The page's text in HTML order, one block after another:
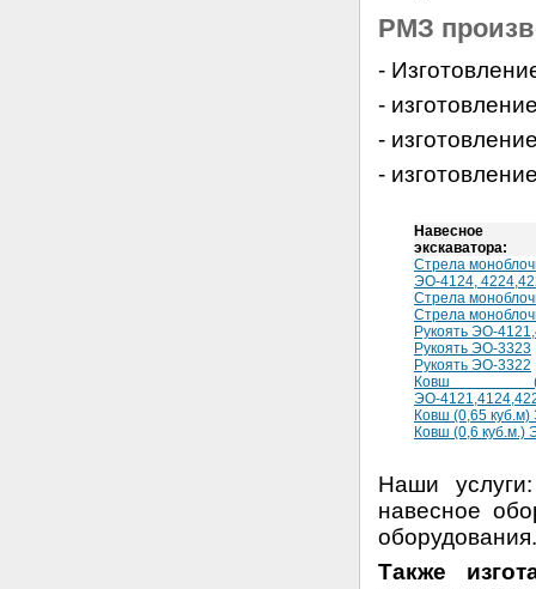
РМЗ
-
-
-
-
Навесное
экскаватора:
Стрела
ЭО-4124,
Стрела
Стрела
Рукоять ЭО-
Рукоять ЭО-3323
Рукоять ЭО-3322
Ковш
ЭО-
Ковш (0,65
Ковш (0,6 куб.м.)
Наши
навесное
оборудования.
Также